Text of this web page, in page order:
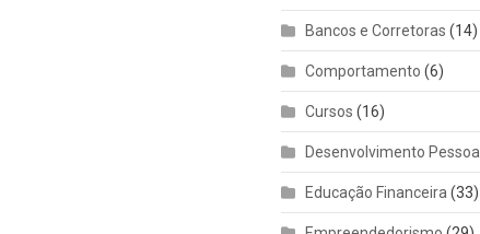
Bancos e Corretoras (14)
Comportamento (6)
Cursos (16)
Desenvolvimento Pessoal
Educação Financeira (33)